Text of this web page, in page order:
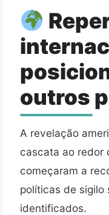
outros
A revelação
cascata ao redor
começaram a
políticas de sigilo
identificados.